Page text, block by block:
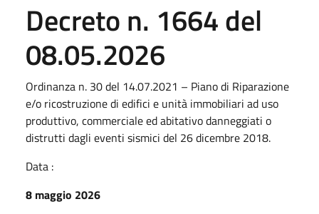
Decreto n. 1664 del
08.05.2026
Ordinanza n. 30 del 14.07.2021 – Piano di Riparazione
e/o ricostruzione di edifici e unità immobiliari ad uso
produttivo, commerciale ed abitativo danneggiati o
distrutti dagli eventi sismici del 26 dicembre 2018.
Data :
8 maggio 2026